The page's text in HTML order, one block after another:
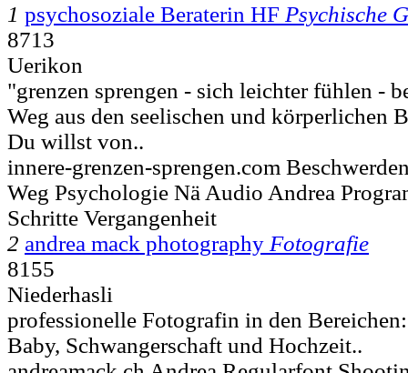
1 psychosoziale Beraterin HF Psychische
8713
Uerikon
"grenzen sprengen - sich leichter fühlen -
Weg aus den seelischen und körperlichen
Du willst von..
innere-grenzen-sprengen.com
Weg Psychologie Nä Audio Andrea
Schritte Vergangenheit
2 andrea mack photography Fotografie
8155
Niederhasli
professionelle Fotografin in den
Baby, Schwangerschaft und Hochzeit..